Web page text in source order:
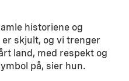
historiene og
er skjult, og vi trenger
land, med respekt og
på, sier hun.